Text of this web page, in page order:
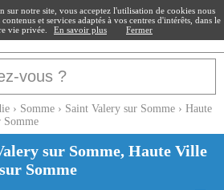
› Somme › Saint Valery sur Somme › Haute
Somme
sur Somme, Haute Ville
Somme
sur notre site, vous acceptez l'utilisation de cookies nous
et services adaptés à vos centres d'intérêts, dans le
vie privée.
En savoir plus Fermer